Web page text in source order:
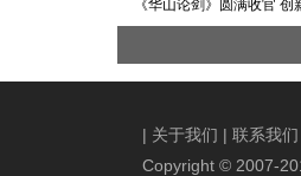
《华山论剑》圆满收官 创
湖
| 关于我们 | 联系我们
Copyright © 2007-